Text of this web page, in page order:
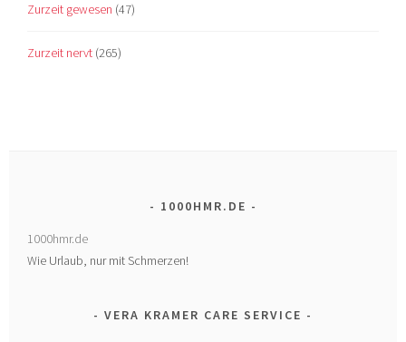
Zurzeit gewesen (47)
Zurzeit nervt (265)
1000HMR.DE
1000hmr.de
Wie Urlaub, nur mit Schmerzen!
VERA KRAMER CARE SERVICE